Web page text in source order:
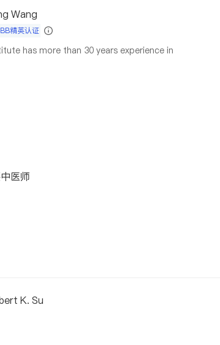
Wang
精英认证
has more than 30 years experience in
医师
K. Su